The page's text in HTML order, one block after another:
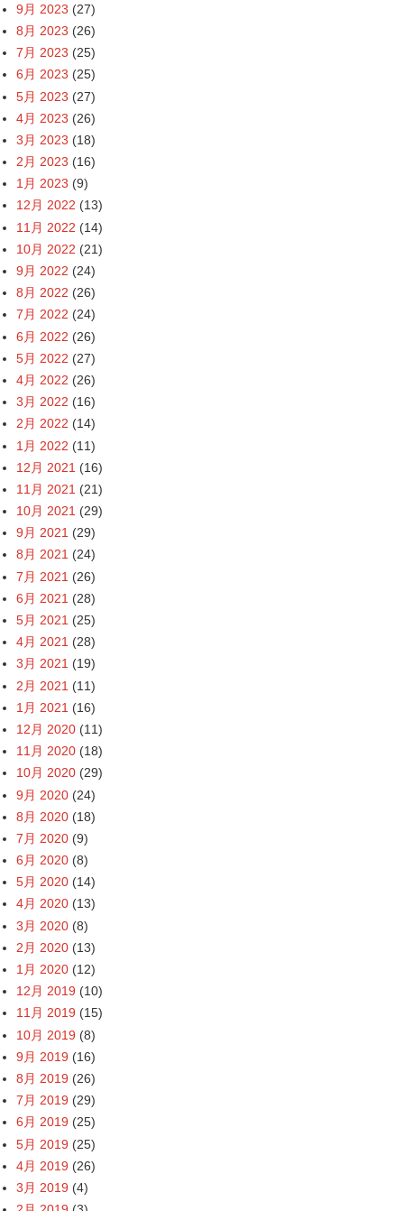
9月 2023 (27)
8月 2023 (26)
7月 2023 (25)
6月 2023 (25)
5月 2023 (27)
4月 2023 (26)
3月 2023 (18)
2月 2023 (16)
1月 2023 (9)
12月 2022 (13)
11月 2022 (14)
10月 2022 (21)
9月 2022 (24)
8月 2022 (26)
7月 2022 (24)
6月 2022 (26)
5月 2022 (27)
4月 2022 (26)
3月 2022 (16)
2月 2022 (14)
1月 2022 (11)
12月 2021 (16)
11月 2021 (21)
10月 2021 (29)
9月 2021 (29)
8月 2021 (24)
7月 2021 (26)
6月 2021 (28)
5月 2021 (25)
4月 2021 (28)
3月 2021 (19)
2月 2021 (11)
1月 2021 (16)
12月 2020 (11)
11月 2020 (18)
10月 2020 (29)
9月 2020 (24)
8月 2020 (18)
7月 2020 (9)
6月 2020 (8)
5月 2020 (14)
4月 2020 (13)
3月 2020 (8)
2月 2020 (13)
1月 2020 (12)
12月 2019 (10)
11月 2019 (15)
10月 2019 (8)
9月 2019 (16)
8月 2019 (26)
7月 2019 (29)
6月 2019 (25)
5月 2019 (25)
4月 2019 (26)
3月 2019 (4)